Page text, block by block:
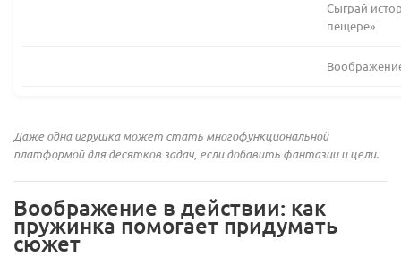
Сыграй
пещере»
Даже одна игрушка может стать многофункциональной
платформой для десятков задач, если добавить фантазии и цели.
Воображение в действии: как
пружинка помогает придумать
сюжет